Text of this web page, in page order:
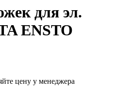
для эл.
ENSTO
цену у менеджера